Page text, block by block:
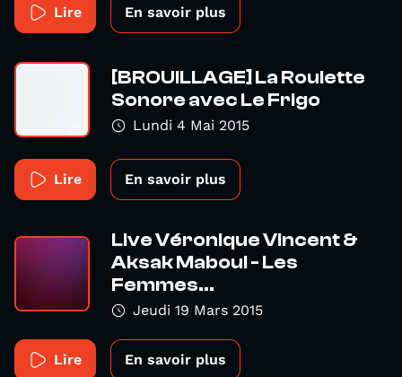
Lire En savoir plus
[BROUILLAGE] La Roulette
Sonore avec Le Frigo
Lundi 4 Mai 2015
Lire En savoir plus
Live Véronique Vincent &
Aksak Maboul - Les
Femmes...
Jeudi 19 Mars 2015
Lire En savoir plus